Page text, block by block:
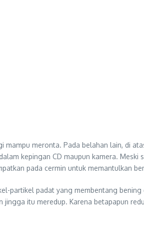
meronta. Pada belahan lain, di
kepingan CD maupun kamera.
pada cermin untuk memantulkan
partikel padat yang membentang
itu meredup. Karena betapapun